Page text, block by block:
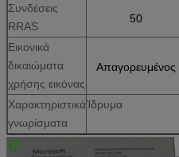
Συνδέσεις
RRAS
50
Εικονικά
δικαιώματα
χρήσης εικόνας
Απαγορευμένος
Χαρακτηριστικά
γνωρίσματα
Ίδρυμα